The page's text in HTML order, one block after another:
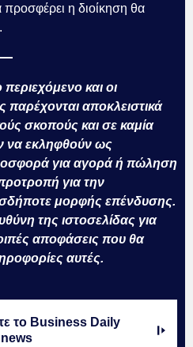
προσφέρει η διοίκηση θα
και οι
αποκλειστικά
σκοπούς και σε καμία
να εκληφθούν ως
για αγορά ή πώληση
για την
μορφής επένδυσης.
της ιστοσελίδας για
αποφάσεις που θα
αυτές.
το Business Daily